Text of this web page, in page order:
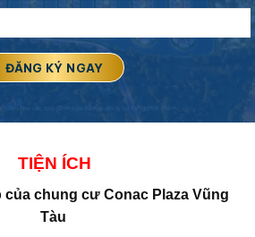
TIỆN ÍCH
của chung cư Conac Plaza Vũng
Tàu